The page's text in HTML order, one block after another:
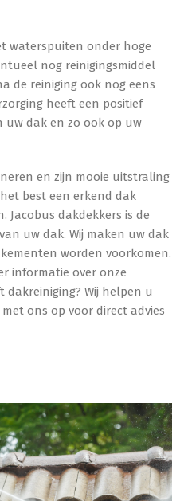
waterspuiten onder hoge
nog reinigingsmiddel
de reiniging ook nog eens
heeft een positief
uw dak en zo ook op uw
en zijn mooie uitstraling
best een erkend dak
Jacobus dakdekkers is de
uw dak. Wij maken uw dak
worden voorkomen.
informatie over onze
Wij helpen u
ons op voor direct advies